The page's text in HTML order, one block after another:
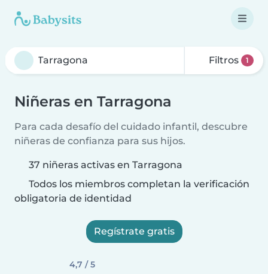
Filtros 1
Niñeras en Tarragona
Para cada desafío del cuidado infantil, descubre
niñeras de confianza para sus hijos.
37 niñeras activas en Tarragona
Todos los miembros completan la verificación
obligatoria de identidad
Regístrate gratis
4,7 / 5